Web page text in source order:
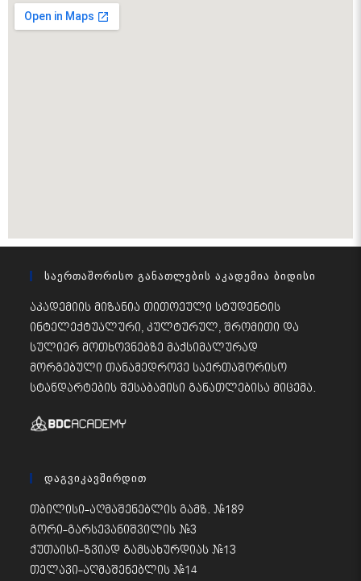
Საერთაშორისო Განათლების Აკადემია Ბიდისი
აკადემიის მიზანია თითოეული სტუდენტის
ინტელექტუალური, კულტურულ, შრომითი და
სულიერ მოთხოვნებზე მაქსიმალურად
მორგებული თანამედროვე საერთაშორისო
სტანდარტების შესაბამისი განათლებისა მიცემა.
Დაგვიკავშირდით
თბილისი-აღმაშენებლის გამზ. #189
გორი-გარსევანიშვილის #3
ქუთაისი-ზვიად გამსახურდიას #13
თელავი-აღმაშენებლის #14